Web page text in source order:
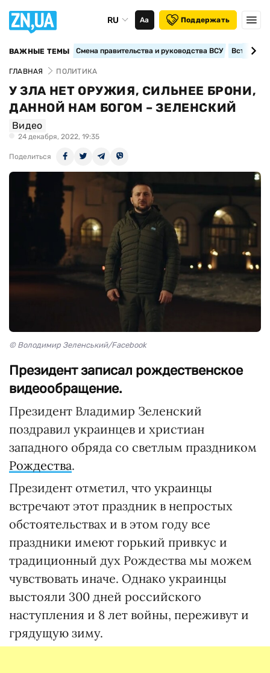
RU Аа Поддержать
ВАЖНЫЕ ТЕМЫ Смена правительства и руководства ВСУ
ГЛАВНАЯ ПОЛИТИКА
У ЗЛА НЕТ ОРУЖИЯ, СИЛЬНЕЕ БРОНИ,
ДАННОЙ НАМ БОГОМ – ЗЕЛЕНСКИЙ
Видео
24 декабря, 2022, 19:35
Поделиться
© Володимир Зеленський/Facebook
Президент записал рождественское
видеообращение.
Президент Владимир Зеленский
поздравил украинцев и христиан
западного обряда со светлым праздником
Рождества.
Президент отметил, что украинцы
встречают этот праздник в непростых
обстоятельствах и в этом году все
праздники имеют горький привкус и
традиционный дух Рождества мы можем
чувствовать иначе. Однако украинцы
выстояли 300 дней российского
наступления и 8 лет войны, переживут и
грядущую зиму.